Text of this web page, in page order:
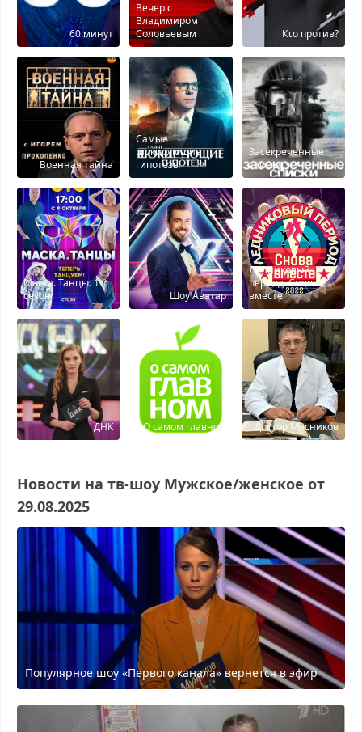
60 минут
Вечер с
Владимиром
Соловьевым
Кτо против?
Военная тайна
Самые
шокирующие
гипотезы
Засекреченные
списки
Маска. Танцы. 1
сезон
Шоу Аватар
Ледниковый
период. Снова
вместе
ДНК О самом главном Доктор Мясников
Новости на тв-шоу Мужское/женское от
29.08.2025
Популярное шоу «Первого канала» вернется в эфир